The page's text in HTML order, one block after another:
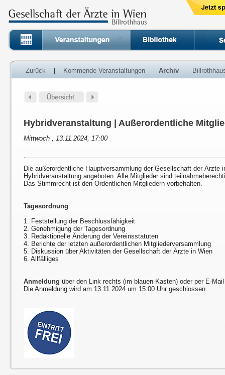
Zurück Kommende Veranstaltungen Archiv
Hybridveranstaltung | Außerordentliche
Mittwoch , 13.11.2024, 17:00
Die außerordentliche Hauptversammlung der Gesellschaft der Ärzte
Hybridveranstaltung angeboten. Alle Mitglieder sind
Das Stimmrecht ist den Ordentlichen Mitgliedern vorbehalten.
Tagesordnung
1. Feststellung der Beschlussfähigkeit
2. Genehmigung der Tagesordnung
3. Redaktionelle Änderung der Vereinsstatuten
4. Berichte der letzten außerordentlichen Mitgliederversammlung
5. Diskussion über Aktivitäten der Gesellschaft der Ärzte in Wien
6. Allfälliges
Anmeldung über den Link rechts (im blauen Kasten) oder per E-
Die Anmeldung wird am 13.11.2024 um 15:00 Uhr geschlossen.